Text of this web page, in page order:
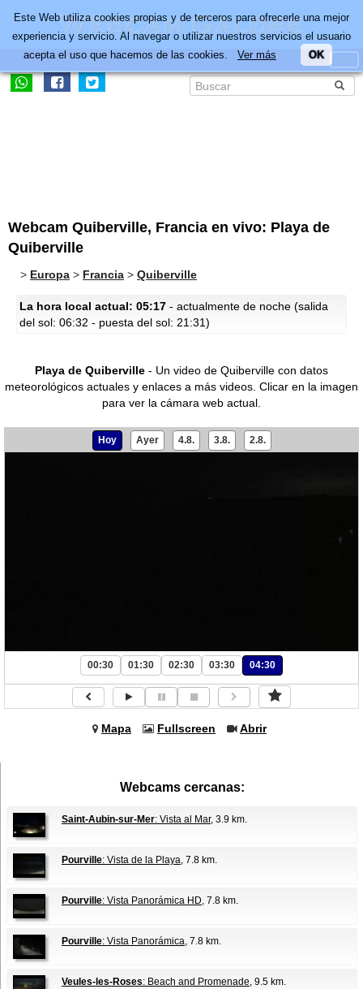
Webcam Quiberville, Francia en vivo: Playa de
Quiberville
> Europa > Francia > Quiberville
La hora local actual: 05:17 - actualmente de noche (salida
del sol: 06:32 - puesta del sol: 21:31)
Playa de Quiberville - Un video de Quiberville con datos
meteorológicos actuales y enlaces a más videos. Clicar en la imagen
para ver la cámara web actual.
Hoy Ayer 4.8. 3.8. 2.8.
00:30 01:30 02:30 03:30 04:30
Mapa Fullscreen Abrir
Webcams cercanas:
Saint-Aubin-sur-Mer: Vista al Mar, 3.9 km.
Pourville: Vista de la Playa, 7.8 km.
Pourville: Vista Panorámica HD, 7.8 km.
Pourville: Vista Panorámica, 7.8 km.
Veules-les-Roses: Beach and Promenade, 9.5 km.
Este Web utiliza cookies propias y de terceros para ofrecerle una mejor
experiencia y servicio. Al navegar o utilizar nuestros servicios el usuario
acepta el uso que hacemos de las cookies. Ver más OK